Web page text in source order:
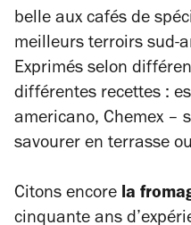
belle aux cafés de
meilleurs terroirs sud-
Exprimés selon
différentes recettes :
americano, Chemex –
savourer en terrasse
Citons encore la
cinquante ans